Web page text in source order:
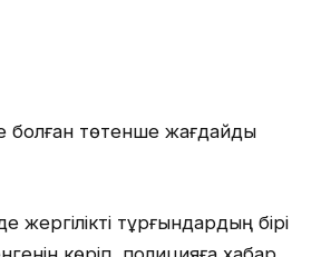
болған төтенше жағдайды
тұрғындардың бірі